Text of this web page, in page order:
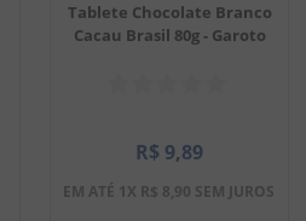
Tablete Chocolate Branco
Cacau Brasil 80g - Garoto
R$ 9,89
EM ATÉ 1X R$ 8,90 SEM JUROS